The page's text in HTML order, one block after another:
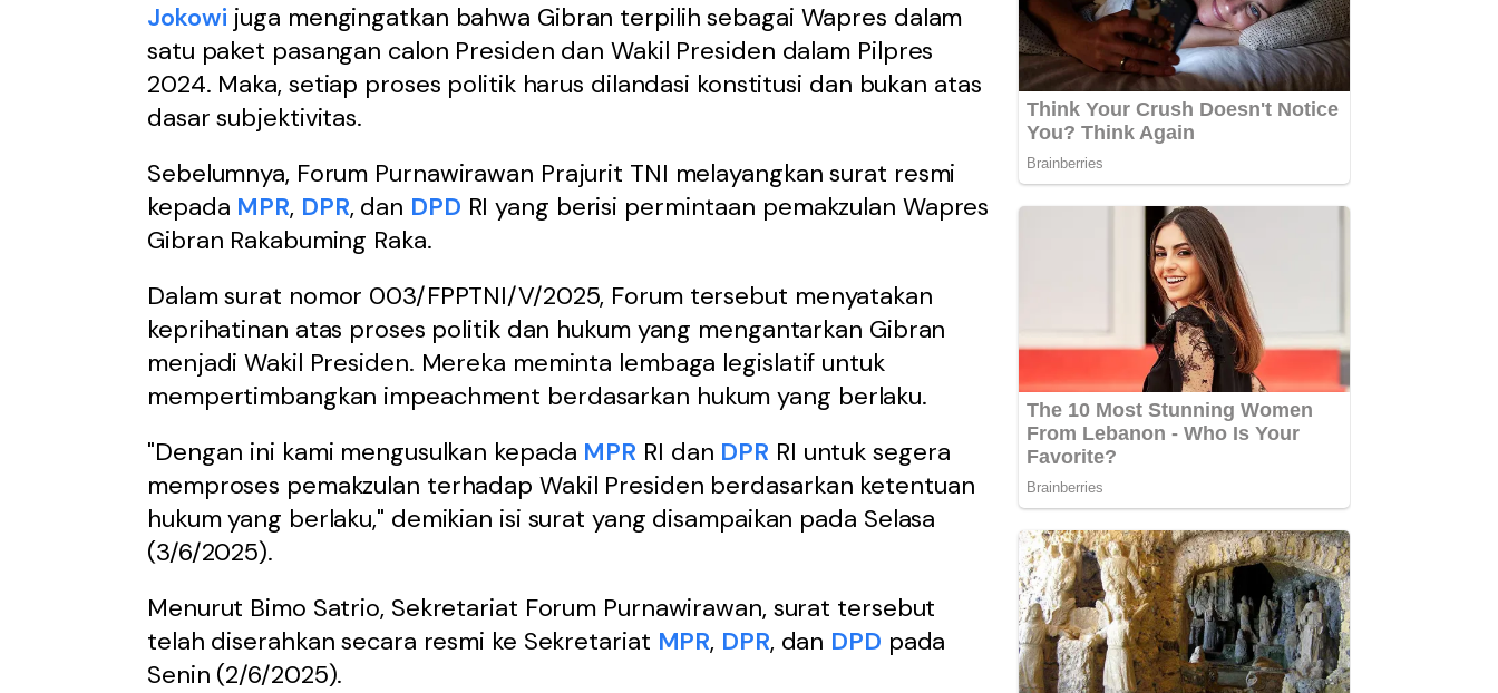
Jokowi juga mengingatkan bahwa Gibran terpilih sebagai Wapres dalam
satu paket pasangan calon Presiden dan Wakil Presiden dalam Pilpres
2024. Maka, setiap proses politik harus dilandasi konstitusi dan bukan atas
dasar subjektivitas.
Sebelumnya, Forum Purnawirawan Prajurit TNI melayangkan surat resmi
kepada MPR, DPR, dan DPD RI yang berisi permintaan pemakzulan Wapres
Gibran Rakabuming Raka.
Dalam surat nomor 003/FPPTNI/V/2025, Forum tersebut menyatakan
keprihatinan atas proses politik dan hukum yang mengantarkan Gibran
menjadi Wakil Presiden. Mereka meminta lembaga legislatif untuk
mempertimbangkan impeachment berdasarkan hukum yang berlaku.
"Dengan ini kami mengusulkan kepada MPR RI dan DPR RI untuk segera
memproses pemakzulan terhadap Wakil Presiden berdasarkan ketentuan
hukum yang berlaku," demikian isi surat yang disampaikan pada Selasa
(3/6/2025).
Menurut Bimo Satrio, Sekretariat Forum Purnawirawan, surat tersebut
telah diserahkan secara resmi ke Sekretariat MPR, DPR, dan DPD pada
Senin (2/6/2025).